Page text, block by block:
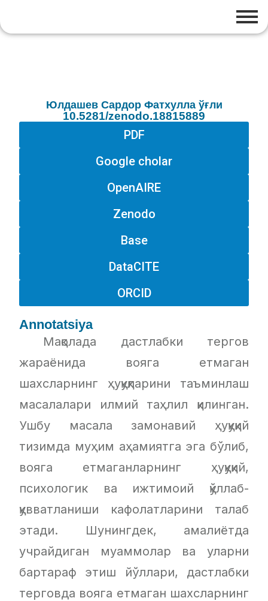
Юлдашев Сардор Фатхулла ўғли
10.5281/zenodo.18815889
PDF
Google cholar
OpenAIRE
Zenodo
Base
DataCITE
ORCID
Annotatsiya
Мақолада дастлабки тергов
жараёнида вояга етмаган
шахсларнинг ҳуқуқларини таъминлаш
масалалари илмий таҳлил қилинган.
Ушбу масала замонавий ҳуқуқий
тизимда муҳим аҳамиятга эга бўлиб,
вояга етмаганларнинг ҳуқуқий,
психологик ва ижтимоий қўллаб-
қувватланиши кафолатларини талаб
этади. Шунингдек, амалиётда
учрайдиган муаммолар ва уларни
бартараф этиш йўллари, дастлабки
терговда вояга етмаган шахсларнинг